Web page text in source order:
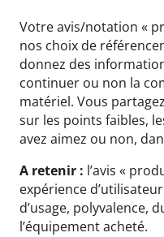
Votre avis/notation «
nos choix de
donnez des
continuer ou non la
matériel. Vous
sur les points faibles,
avez aimez ou non,
A retenir : l’avis «
expérience
d’usage, polyvalence,
l’équipement acheté.